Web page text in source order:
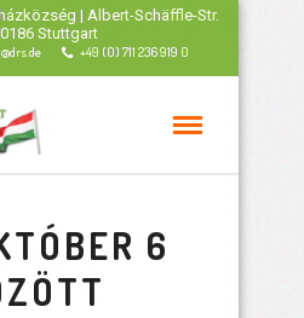
| Albert-Schäffle-Str.
Stuttgart
+49 (0) 711 236 919 0
6